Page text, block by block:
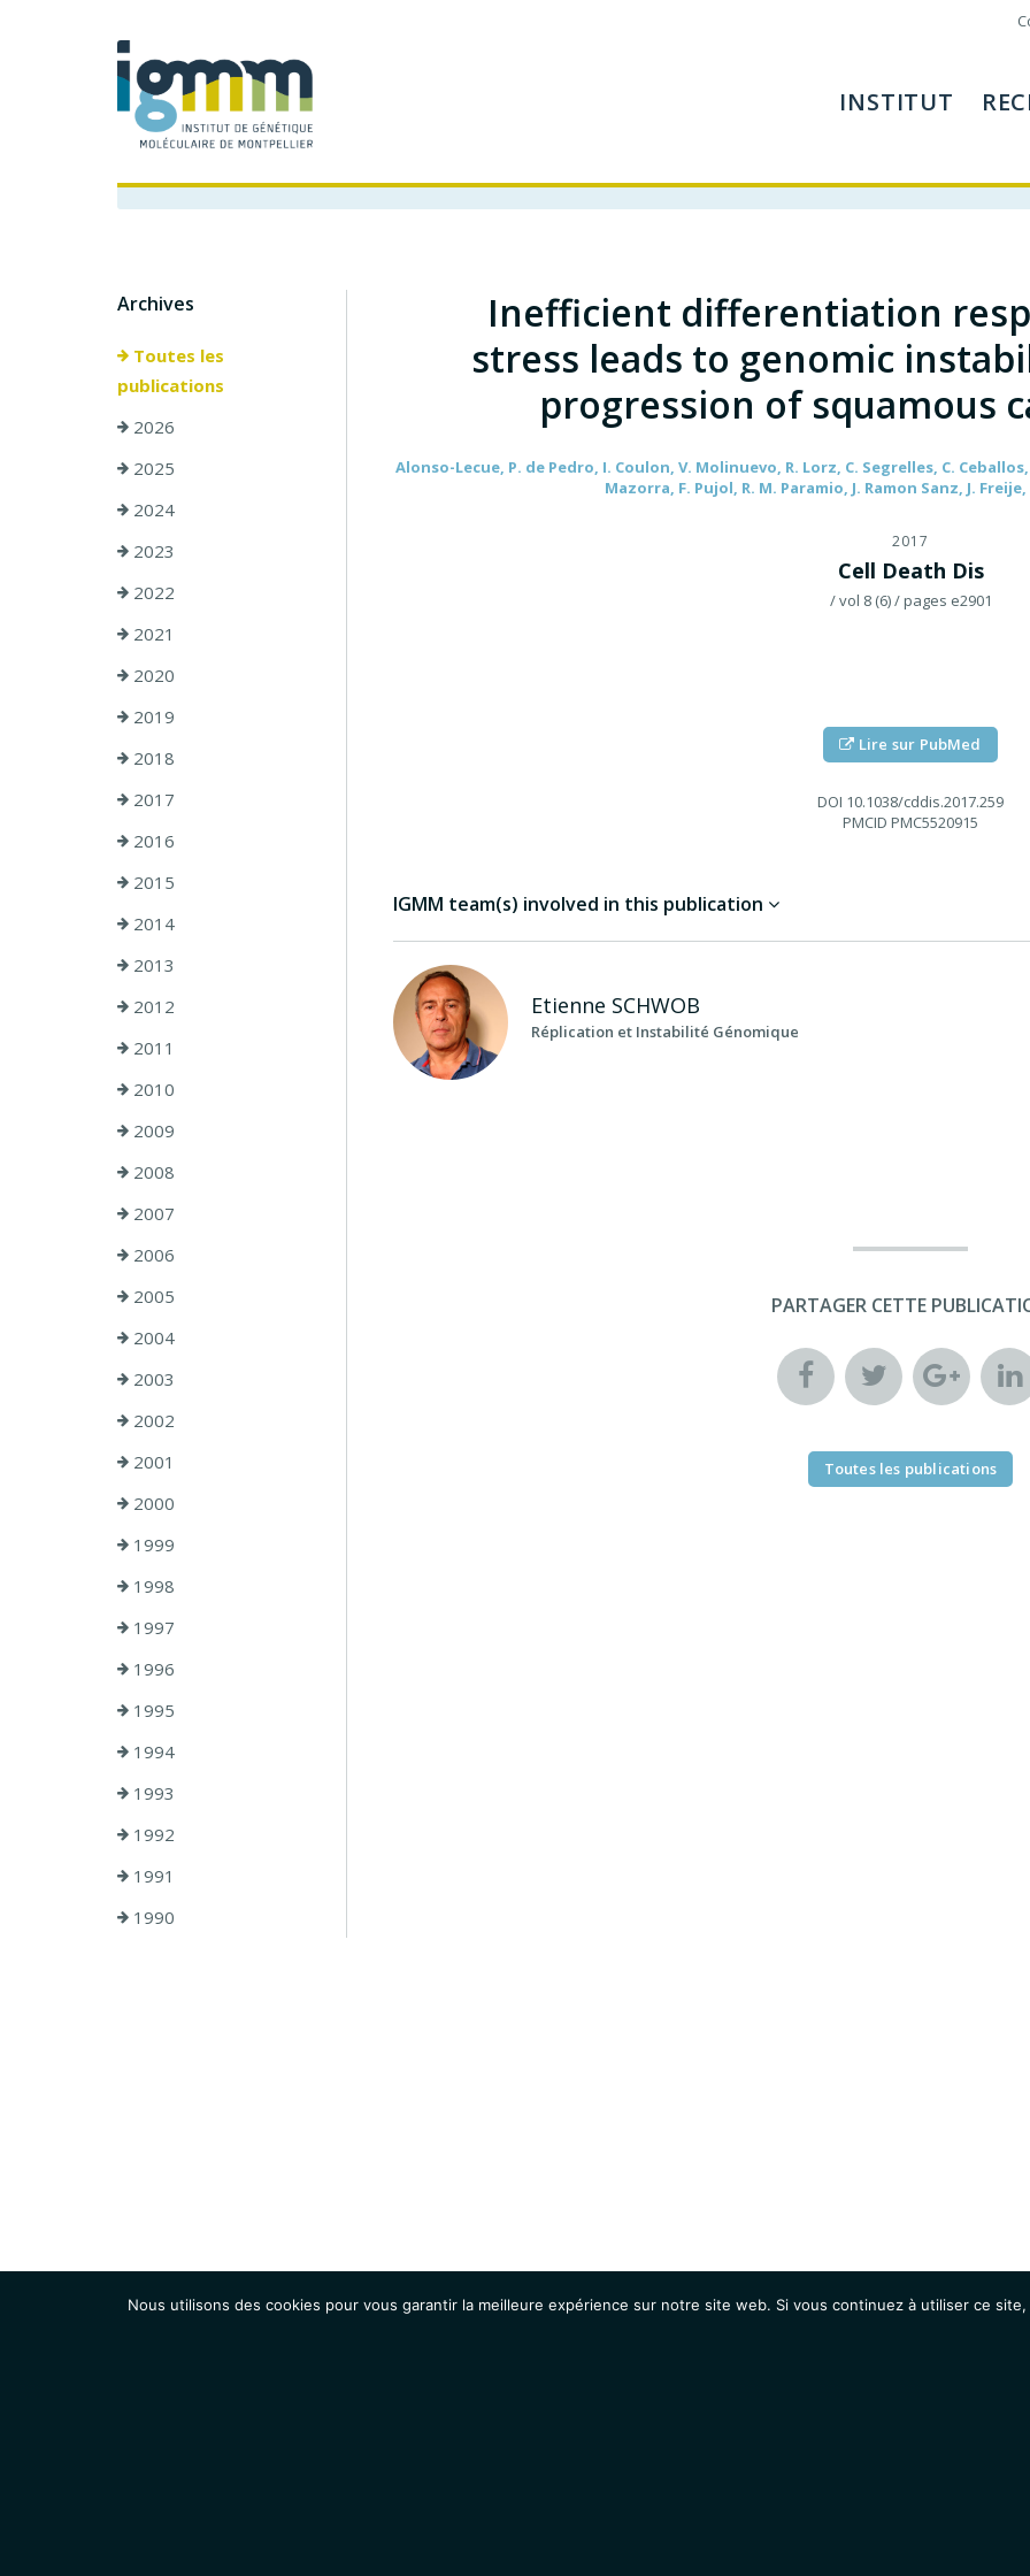
INSTITUT
Archives
Toutes les
publications
2026
2025
2024
2023
2022
2021
2020
2019
2018
2017
2016
2015
2014
2013
2012
2011
2010
2009
2008
2007
2006
2005
2004
2003
2002
2001
2000
1999
1998
1997
1996
1995
1994
1993
1992
1991
1990
Inefficient differentiation
stress leads to genomic
progression of squamous
Alonso-Lecue, P. de Pedro, I. Coulon, V. Molinuevo, R. Lorz, C. Segrelles, C.
Mazorra, F. Pujol, R. M. Paramio, J. Ramon Sanz, J.
2017
Cell Death Dis
/ vol 8 (6)/ pages e2901
Lire sur PubMed
DOI 10.1038/cddis.2017.259
PMCID PMC5520915
IGMM team(s) involved in this publication
Etienne SCHWOB
Réplication et Instabilité Génomique
PARTAGER CETTE
Toutes les publications
Nous utilisons des cookies pour vous garantir la meilleure expérience sur notre site web. Si vous continuez à utiliser ce